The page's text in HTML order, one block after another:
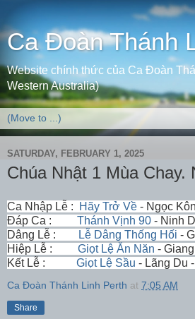
Ca Đoàn Thánh
Website chính thức của Ca Đoàn
Western Australia)
SATURDAY, FEBRUARY 1, 2025
Chúa Nhật 1 Mùa Chay.
Ca Nhập Lễ : Hãy Trở Về - Ngọc
Đáp Ca :
Thánh Vịnh 90 - Ninh
Dâng Lễ :
Lễ Dâng Thống Hối -
Hiệp Lễ : Giọt Lệ Ăn Năn -
Kết Lễ : Giọt Lệ Sầu - Lãng Du -
Ca Đoàn Thánh Linh Perth at 7:05 AM
Share